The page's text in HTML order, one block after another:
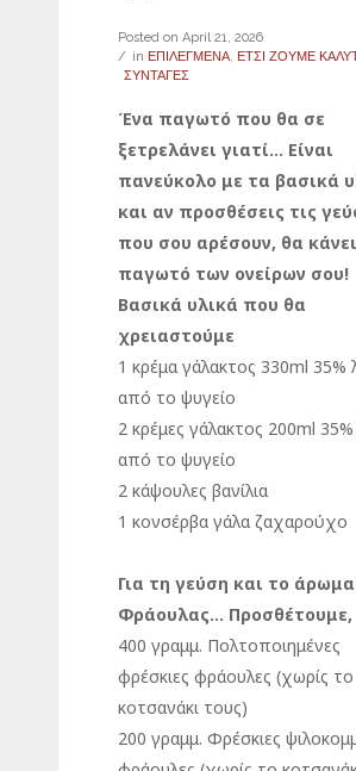
Posted on April 21, 2026
in ΕΠΙΛΕΓΜΕΝΑ, ΕΤΣΙ ΖΟΥΜΕ
ΣΥΝΤΑΓΕΣ
Ένα παγωτό που θα σε
ξετρελάνει γιατί… Είναι
πανεύκολο με τα βασικά
και αν προσθέσεις τις
που σου αρέσουν, θα
παγωτό των ονείρων σου!
Βασικά υλικά που θα
χρειαστούμε
1 κρέμα γάλακτος 330ml 35%
από το ψυγείο
2 κρέμες γάλακτος 200ml
από το ψυγείο
2 κάψουλες βανίλια
1 κονσέρβα γάλα ζαχαρούχο
Για τη γεύση και το
Φράουλας… Προσθέτουμε,
400 γραμμ. Πολτοποιημένες
φρέσκιες φράουλες (χωρίς το
κοτσανάκι τους)
200 γραμμ. Φρέσκιες